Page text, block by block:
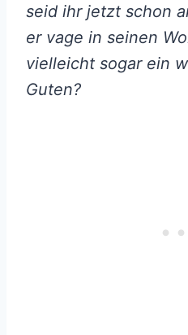
seid ihr jetzt schon
er vage in seinen
vielleicht sogar ein
Guten?